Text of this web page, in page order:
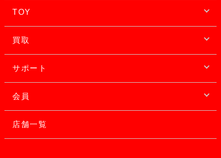
TOY
買取
サポート
会員
店舗一覧